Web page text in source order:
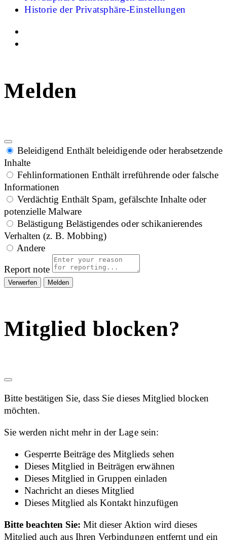
Historie der Privatsphäre-Einstellungen
Melden
Beleidigend Enthält beleidigende oder herabsetzende
Inhalte
Fehlinformationen Enthält irreführende oder falsche
Informationen
Verdächtig Enthält Spam, gefälschte Inhalte oder
potenzielle Malware
Belästigung Belästigendes oder schikanierendes
Verhalten (z. B. Mobbing)
Andere
Report note
Melden
Mitglied blocken?
Bitte bestätigen Sie, dass Sie dieses Mitglied blocken
möchten.
Sie werden nicht mehr in der Lage sein:
Gesperrte Beiträge des Mitglieds sehen
Dieses Mitglied in Beiträgen erwähnen
Dieses Mitglied in Gruppen einladen
Nachricht an dieses Mitglied
Dieses Mitglied als Kontakt hinzufügen
Bitte beachten Sie:Mit dieser Aktion wird dieses
Mitglied auch aus Ihren Verbindungen entfernt und ein